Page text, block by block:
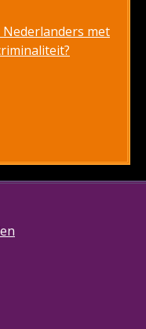
Nederlanders met